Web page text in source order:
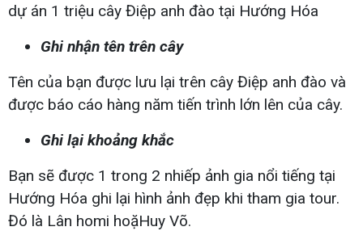
dự án 1 triệu cây Điệp anh đào tại Hướng Hóa
Ghi nhận tên trên cây
Tên của bạn được lưu lại trên cây Điệp anh đào và
được báo cáo hàng năm tiến trình lớn lên của cây.
Ghi lại khoảng khắc
Bạn sẽ được 1 trong 2 nhiếp ảnh gia nổi tiếng tại
Hướng Hóa ghi lại hình ảnh đẹp khi tham gia tour.
Đó là Lân homi hoặHuy Võ.